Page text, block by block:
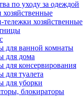
по уходу за одеждой
хозяйственные
для ванной комнаты
для дома
для консервирования
для туалета
для уборки
блокираторы